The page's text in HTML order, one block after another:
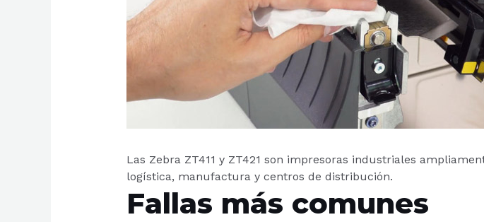
Las Zebra ZT411 y ZT421 son impresoras industriales
logística, manufactura y centros de distribución.
Fallas más comunes